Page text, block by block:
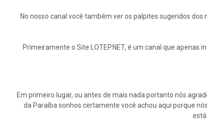
No nosso canal você também ver os palpites sugeridos
Primeiramente o Site LOTEP.NET, é um canal que
Em primeiro lugar, ou antes de mais nada portanto nós
da Paraíba sonhos certamente você achou aqui porque